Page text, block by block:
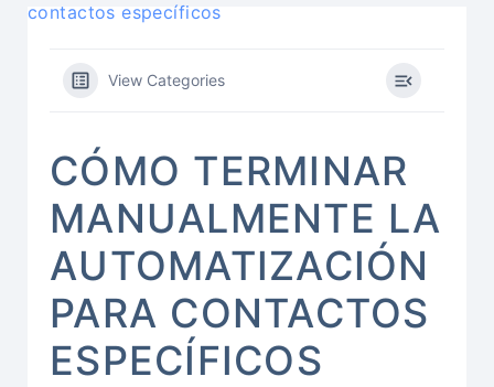
contactos específicos
View Categories
CÓMO TERMINAR
MANUALMENTE LA
AUTOMATIZACIÓN
PARA CONTACTOS
ESPECÍFICOS